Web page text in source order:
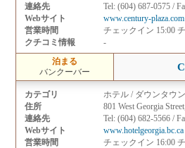
連絡先
Tel: (604) 687-0575 /
Webサイト
www.century-plaza.com
営業時間
チェックイン 15:00
クチコミ情報
-
泊まる
バンクーバー
カテゴリ
ホテル / ダウンタウン
住所
801 West Georgia
連絡先
Tel: (604) 682-5566 /
Webサイト
www.hotelgeorgia.bc.ca
営業時間
チェックイン 16:00